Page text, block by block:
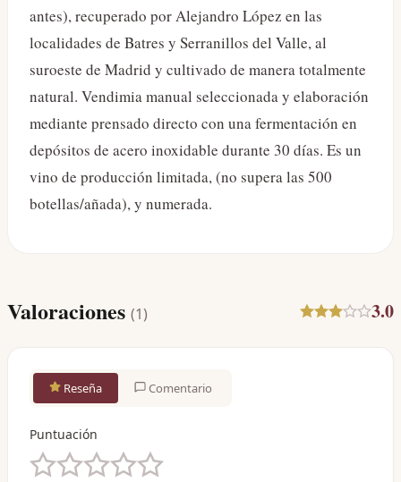
antes), recuperado por Alejandro López en las
localidades de Batres y Serranillos del Valle, al
suroeste de Madrid y cultivado de manera totalmente
natural. Vendimia manual seleccionada y elaboración
mediante prensado directo con una fermentación en
depósitos de acero inoxidable durante 30 días. Es un
vino de producción limitada, (no supera las 500
botellas/añada), y numerada.
Valoraciones (1) 3.0
Reseña Comentario
Puntuación